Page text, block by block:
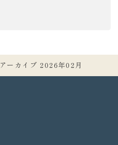
アーカイブ 2026年02月